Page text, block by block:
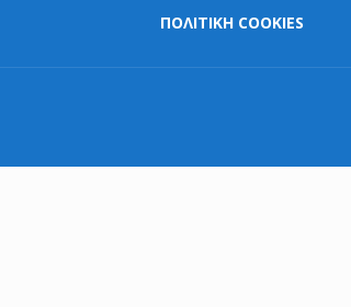
ΠΟΛΙΤΙΚΗ COOKIES